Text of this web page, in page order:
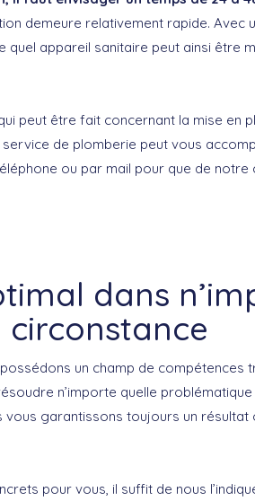
demeure relativement rapide.
quel appareil sanitaire peut ainsi être
peut être fait concernant la mise en
de plomberie peut vous
ou par mail pour que de notre
dans
circonstance
un champ de compétences
n’importe quelle
vous garantissons toujours un résultat
pour vous, il suffit de nous